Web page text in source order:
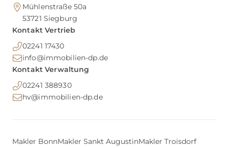
Mühlenstraße 50a
53721 Siegburg
Kontakt Vertrieb
02241 17430
info@immobilien-dp.de
Kontakt Verwaltung
02241 388930
hv@immobilien-dp.de
Makler BonnMakler Sankt AugustinMakler Troisdorf